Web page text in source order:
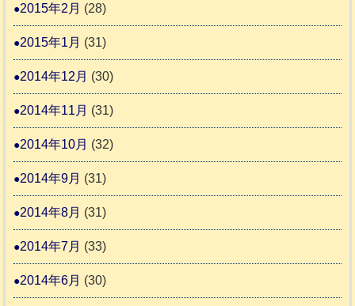
2015年2月 (28)
2015年1月 (31)
2014年12月 (30)
2014年11月 (31)
2014年10月 (32)
2014年9月 (31)
2014年8月 (31)
2014年7月 (33)
2014年6月 (30)